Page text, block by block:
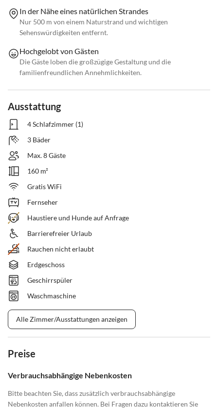
In der Nähe eines natürlichen Strandes
Nur 500 m von einem Naturstrand und wichtigen
Sehenswürdigkeiten entfernt.
Hochgelobt von Gästen
Die Gäste loben die großzügige Gestaltung und die
familienfreundlichen Annehmlichkeiten.
Ausstattung
4 Schlafzimmer (1)
3 Bäder
Max. 8 Gäste
160 m²
Gratis WiFi
Fernseher
Haustiere und Hunde auf Anfrage
Barrierefreier Urlaub
Rauchen nicht erlaubt
Erdgeschoss
Geschirrspüler
Waschmaschine
Alle Zimmer/Ausstattungen anzeigen
Preise
Verbrauchsabhängige Nebenkosten
Bitte beachten Sie, dass zusätzlich verbrauchsabhängige
Nebenkosten anfallen können. Bei Fragen dazu kontaktieren Sie